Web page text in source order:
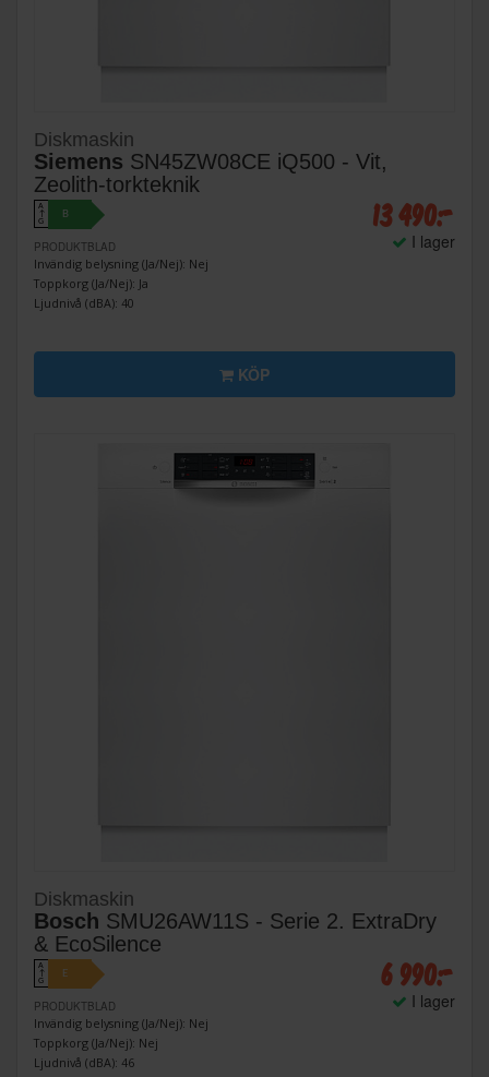
Diskmaskin
Siemens SN45ZW08CE iQ500 - Vit,
Zeolith-torkteknik
A
↑
G
B
PRODUKTBLAD
Invändig belysning (Ja/Nej): Nej
Toppkorg (Ja/Nej): Ja
Ljudnivå (dBA): 40
13 490:-
I lager
KÖP
Diskmaskin
Bosch SMU26AW11S - Serie 2. ExtraDry
& EcoSilence
A
↑
G
E
PRODUKTBLAD
Invändig belysning (Ja/Nej): Nej
Toppkorg (Ja/Nej): Nej
Ljudnivå (dBA): 46
6 990:-
I lager